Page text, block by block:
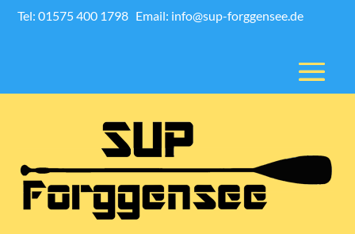
Tel: 01575 400 1798 Email: info@sup-forggensee.de